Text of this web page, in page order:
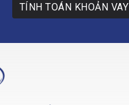
TÍNH TOÁN KHOẢN VAY